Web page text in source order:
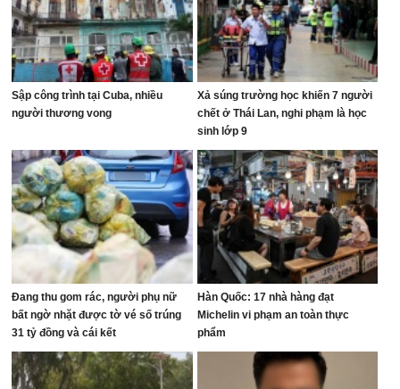
Sập công trình tại Cuba, nhiều
người thương vong
Xả súng trường học khiến 7 người
chết ở Thái Lan, nghi phạm là học
sinh lớp 9
Đang thu gom rác, người phụ nữ
bất ngờ nhặt được tờ vé số trúng
31 tỷ đồng và cái kết
Hàn Quốc: 17 nhà hàng đạt
Michelin vi phạm an toàn thực
phẩm